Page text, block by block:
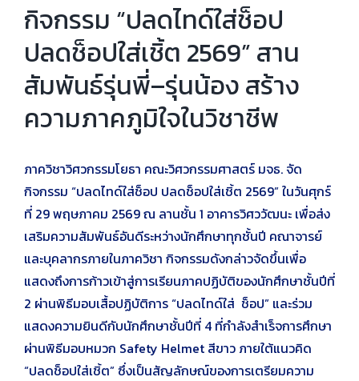
กิจกรรม “ปลดไทด์ใส่ช็อป
ปลดช็อปใส่เชิ้ต 2569” สาน
สัมพันธ์รุ่นพี่–รุ่นน้อง สร้าง
ความภาคภูมิใจในวิชาชีพ
ภาควิชาวิศวกรรมโยธา คณะวิศวกรรมศาสตร์ มจธ. จัด
กิจกรรม “ปลดไทด์ใส่ช็อป ปลดช็อปใส่เชิ้ต 2569” ในวันศุกร์
ที่ 29 พฤษภาคม 2569 ณ ลานชั้น 1 อาคารวิศววัฒนะ เพื่อส่ง
เสริมความสัมพันธ์อันดีระหว่างนักศึกษาทุกชั้นปี คณาจารย์
และบุคลากรภายในภาควิชา กิจกรรมดังกล่าวจัดขึ้นเพื่อ
แสดงถึงการก้าวเข้าสู่การเรียนภาคปฏิบัติของนักศึกษาชั้นปีที่
2 ผ่านพิธีมอบเสื้อปฏิบัติการ “ปลดไทด์ใส่ ช็อป” และร่วม
แสดงความยินดีกับนักศึกษาชั้นปีที่ 4 ที่กำลังสำเร็จการศึกษา
ผ่านพิธีมอบหมวก Safety Helmet สีขาว ภายใต้แนวคิด
“ปลดช็อปใส่เชิ้ต” ซึ่งเป็นสัญลักษณ์ของการเตรียมความ